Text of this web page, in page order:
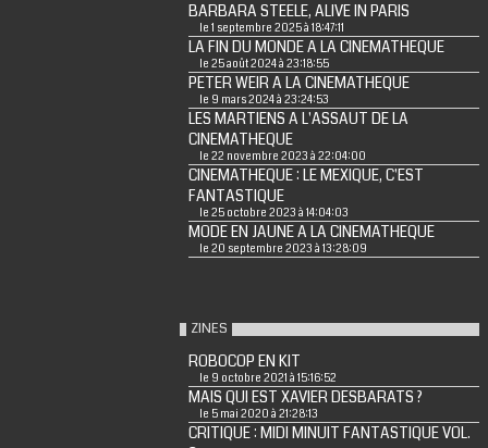
BARBARA STEELE, ALIVE IN PARIS
le 1 septembre 2025 à 18:47:11
LA FIN DU MONDE A LA CINEMATHEQUE
le 25 août 2024 à 23:18:55
PETER WEIR A LA CINEMATHEQUE
le 9 mars 2024 à 23:24:53
LES MARTIENS A L'ASSAUT DE LA
CINEMATHEQUE
le 22 novembre 2023 à 22:04:00
CINEMATHEQUE : LE MEXIQUE, C'EST
FANTASTIQUE
le 25 octobre 2023 à 14:04:03
MODE EN JAUNE A LA CINEMATHEQUE
le 20 septembre 2023 à 13:28:09
ZINES
ROBOCOP EN KIT
le 9 octobre 2021 à 15:16:52
MAIS QUI EST XAVIER DESBARATS ?
le 5 mai 2020 à 21:28:13
CRITIQUE : MIDI MINUIT FANTASTIQUE VOL.